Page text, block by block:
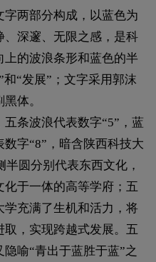
两部分构成，以蓝色为
深邃、无限之感，是科
的波浪条形和蓝色的半
“发展”；文字采用郭沫
体。
条波浪代表数字“5”，蓝
字“8”，暗含陕西科技大
圆分别代表东西文化，
于一体的高等学府；五
充满了生机和活力，将
，实现跨越式发展。五
喻“青出于蓝胜于蓝”之